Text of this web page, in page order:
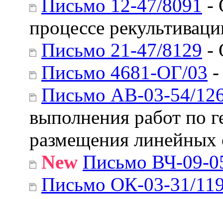
Письмо 12-47/8091 -
процессе
Письмо 21-47/8129 -
Письмо 4681-ОГ/03
Письмо АВ-03-54/
выполнения работ по
размещения линейных
New Письмо ВЧ-09-
Письмо ОК-03-31/